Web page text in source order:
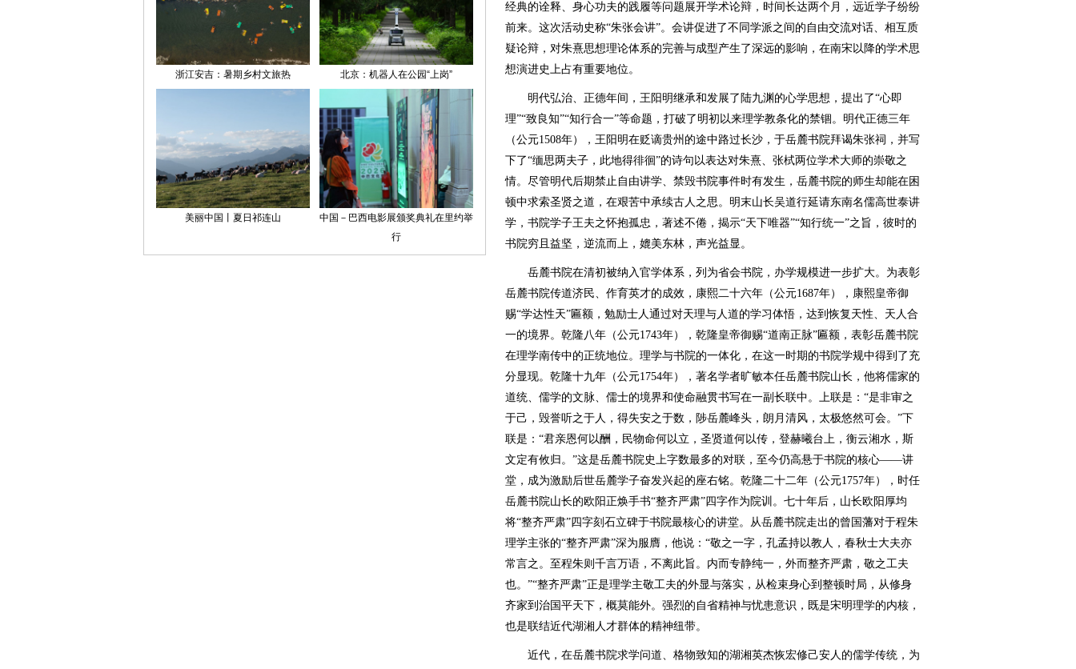
经典的诠释、身心功夫的践履等问题展开学术论辩，时间长达两个月，远近学子纷纷
前来。这次活动史称“朱张会讲”。会讲促进了不同学派之间的自由交流对话、相互质
疑论辩，对朱熹思想理论体系的完善与成型产生了深远的影响，在南宋以降的学术思
想演进史上占有重要地位。
明代弘治、正德年间，王阳明继承和发展了陆九渊的心学思想，提出了“心即
理”“致良知”“知行合一”等命题，打破了明初以来理学教条化的禁锢。明代正德三年
（公元1508年），王阳明在贬谪贵州的途中路过长沙，于岳麓书院拜谒朱张祠，并写
下了“缅思两夫子，此地得徘徊”的诗句以表达对朱熹、张栻两位学术大师的崇敬之
情。尽管明代后期禁止自由讲学、禁毁书院事件时有发生，岳麓书院的师生却能在困
顿中求索圣贤之道，在艰苦中承续古人之思。明末山长吴道行延请东南名儒高世泰讲
学，书院学子王夫之怀抱孤忠，著述不倦，揭示“天下唯器”“知行统一”之旨，彼时的
书院穷且益坚，逆流而上，媲美东林，声光益显。
岳麓书院在清初被纳入官学体系，列为省会书院，办学规模进一步扩大。为表彰
岳麓书院传道济民、作育英才的成效，康熙二十六年（公元1687年），康熙皇帝御
赐“学达性天”匾额，勉励士人通过对天理与人道的学习体悟，达到恢复天性、天人合
一的境界。乾隆八年（公元1743年），乾隆皇帝御赐“道南正脉”匾额，表彰岳麓书院
在理学南传中的正统地位。理学与书院的一体化，在这一时期的书院学规中得到了充
分显现。乾隆十九年（公元1754年），著名学者旷敏本任岳麓书院山长，他将儒家的
道统、儒学的文脉、儒士的境界和使命融贯书写在一副长联中。上联是：“是非审之
于己，毁誉听之于人，得失安之于数，陟岳麓峰头，朗月清风，太极悠然可会。”下
联是：“君亲恩何以酬，民物命何以立，圣贤道何以传，登赫曦台上，衡云湘水，斯
文定有攸归。”这是岳麓书院史上字数最多的对联，至今仍高悬于书院的核心——讲
堂，成为激励后世岳麓学子奋发兴起的座右铭。乾隆二十二年（公元1757年），时任
岳麓书院山长的欧阳正焕手书“整齐严肃”四字作为院训。七十年后，山长欧阳厚均
将“整齐严肃”四字刻石立碑于书院最核心的讲堂。从岳麓书院走出的曾国藩对于程朱
理学主张的“整齐严肃”深为服膺，他说：“敬之一字，孔孟持以教人，春秋士大夫亦
常言之。至程朱则千言万语，不离此旨。内而专静纯一，外而整齐严肃，敬之工夫
也。”“整齐严肃”正是理学主敬工夫的外显与落实，从检束身心到整顿时局，从修身
齐家到治国平天下，概莫能外。强烈的自省精神与忧患意识，既是宋明理学的内核，
也是联结近代湖湘人才群体的精神纽带。
近代，在岳麓书院求学问道、格物致知的湖湘英杰恢宏修己安人的儒学传统，为